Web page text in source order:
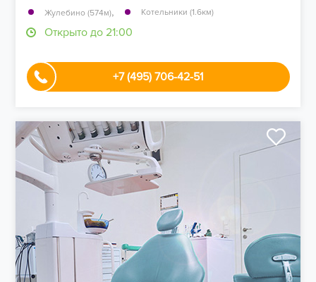
Жулебино (574м), Котельники (1.6км)
Открыто до 21:00
+7 (495) 706-42-51